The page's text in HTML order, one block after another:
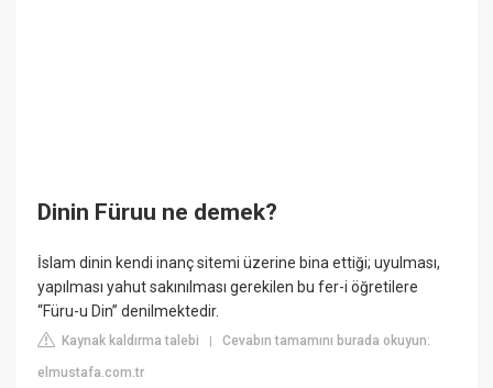
Dinin Füruu ne demek?
İslam dinin kendi inanç sitemi üzerine bina ettiği; uyulması,
yapılması yahut sakınılması gerekilen bu fer-i öğretilere
“Füru-u Din” denilmektedir.
Kaynak kaldırma talebi |Cevabın tamamını burada okuyun:
elmustafa.com.tr